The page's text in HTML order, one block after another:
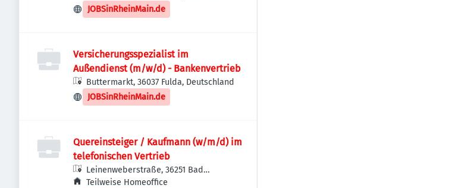
JOBSinRheinMain.de
Versicherungsspezialist im
Außendienst (m/w/d) - Bankenvertrieb
Buttermarkt, 36037 Fulda, Deutschland
JOBSinRheinMain.de
Quereinsteiger / Kaufmann (w/m/d) im
telefonischen Vertrieb
Leinenweberstraße, 36251 Bad
Hersfeld, Deutschland
Teilweise Homeoffice